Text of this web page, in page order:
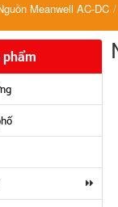
Meanwell AC-DC
phẩm